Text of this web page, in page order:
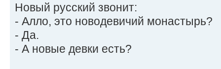
Hовый русский звонит:
- Алло, это новодевичий монастырь?
- Да.
- А новые девки есть?